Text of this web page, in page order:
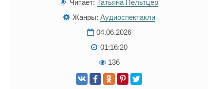
Читает: Татьяна Пельтцер
Жанры: Аудиоспектакли
04.06.2026
01:16:20
136